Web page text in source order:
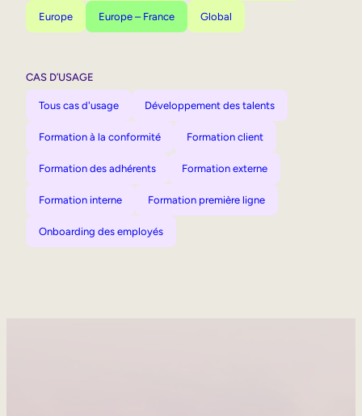
Europe Europe – France Global
CAS D’USAGE
Tous cas d'usage Développement des talents
Formation à la conformité Formation client
Formation des adhérents Formation externe
Formation interne Formation première ligne
Onboarding des employés